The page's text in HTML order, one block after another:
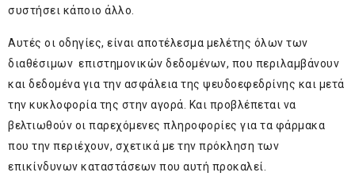
συστήσει κάποιο άλλο.
Αυτές οι οδηγίες, είναι αποτέλεσμα μελέτης όλων των
διαθέσιμων επιστημονικών δεδομένων, που περιλαμβάνουν
και δεδομένα για την ασφάλεια της ψευδοεφεδρίνης και μετά
την κυκλοφορία της στην αγορά. Και προβλέπεται να
βελτιωθούν οι παρεχόμενες πληροφορίες για τα φάρμακα
που την περιέχουν, σχετικά με την πρόκληση των
επικίνδυνων καταστάσεων που αυτή προκαλεί.